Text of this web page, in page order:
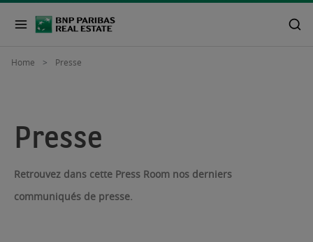
Home Presse
Presse
Retrouvez dans cette Press Room nos derniers
communiqués de presse.